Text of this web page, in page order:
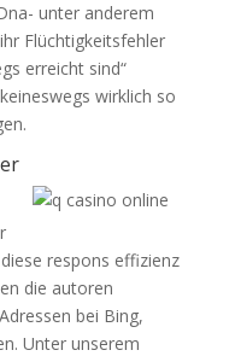
unter anderem
Flüchtigkeitsfehler
erreicht sind“
wirklich so
respons effizienz
die autoren
bei Bing,
Unter unserem